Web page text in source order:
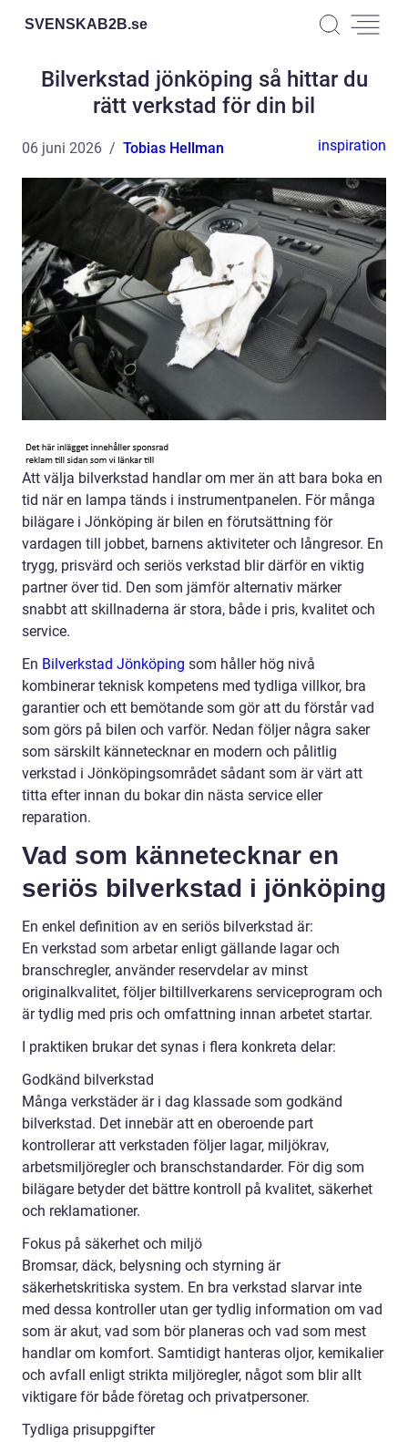
SVENSKAB2B.se
Bilverkstad jönköping så hittar du
rätt verkstad för din bil
06 juni 2026 Tobias Hellman inspiration
Att välja bilverkstad handlar om mer än att bara boka en
tid när en lampa tänds i instrumentpanelen. För många
bilägare i Jönköping är bilen en förutsättning för
vardagen till jobbet, barnens aktiviteter och långresor. En
trygg, prisvärd och seriös verkstad blir därför en viktig
partner över tid. Den som jämför alternativ märker
snabbt att skillnaderna är stora, både i pris, kvalitet och
service.
En Bilverkstad Jönköping som håller hög nivå
kombinerar teknisk kompetens med tydliga villkor, bra
garantier och ett bemötande som gör att du förstår vad
som görs på bilen och varför. Nedan följer några saker
som särskilt kännetecknar en modern och pålitlig
verkstad i Jönköpingsområdet sådant som är värt att
titta efter innan du bokar din nästa service eller
reparation.
Vad som kännetecknar en
seriös bilverkstad i jönköping
En enkel definition av en seriös bilverkstad är:
En verkstad som arbetar enligt gällande lagar och
branschregler, använder reservdelar av minst
originalkvalitet, följer biltillverkarens serviceprogram och
är tydlig med pris och omfattning innan arbetet startar.
I praktiken brukar det synas i flera konkreta delar:
Godkänd bilverkstad
Många verkstäder är i dag klassade som godkänd
bilverkstad. Det innebär att en oberoende part
kontrollerar att verkstaden följer lagar, miljökrav,
arbetsmiljöregler och branschstandarder. För dig som
bilägare betyder det bättre kontroll på kvalitet, säkerhet
och reklamationer.
Fokus på säkerhet och miljö
Bromsar, däck, belysning och styrning är
säkerhetskritiska system. En bra verkstad slarvar inte
med dessa kontroller utan ger tydlig information om vad
som är akut, vad som bör planeras och vad som mest
handlar om komfort. Samtidigt hanteras oljor, kemikalier
och avfall enligt strikta miljöregler, något som blir allt
viktigare för både företag och privatpersoner.
Tydliga prisuppgifter